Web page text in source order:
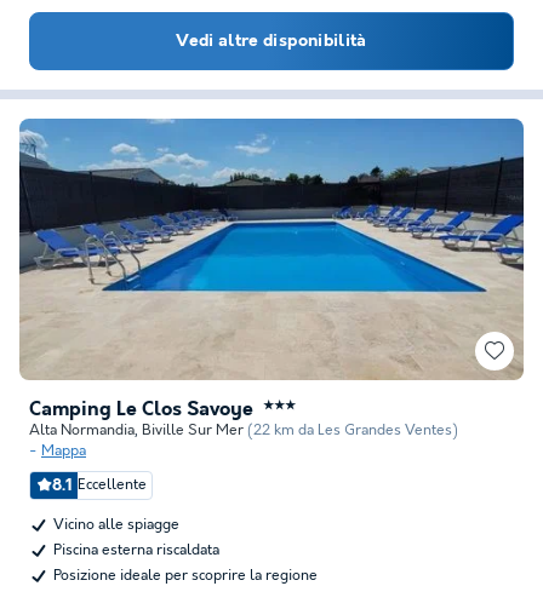
Vedi altre disponibilità
Camping Le Clos Savoye ★★★
Alta Normandia, Biville Sur Mer (22 km da Les Grandes Ventes)
Mappa
8.1 Eccellente
Vicino alle spiagge
Piscina esterna riscaldata
Posizione ideale per scoprire la regione